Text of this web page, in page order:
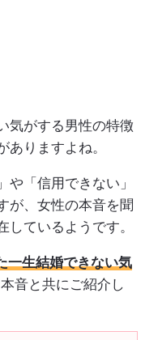
気がする男性の特徴
りますよね。
や「信用できない」
が、女性の本音を聞
しているようです。
一生結婚できない気
音と共にご紹介し